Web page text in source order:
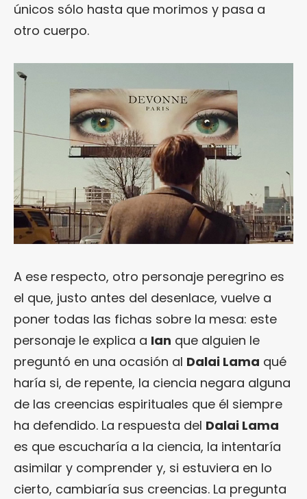
únicos sólo hasta que morimos y pasa a
otro cuerpo.
A ese respecto, otro personaje peregrino es
el que, justo antes del desenlace, vuelve a
poner todas las fichas sobre la mesa: este
personaje le explica a Ian que alguien le
preguntó en una ocasión al Dalai Lama qué
haría si, de repente, la ciencia negara alguna
de las creencias espirituales que él siempre
ha defendido. La respuesta del Dalai Lama
es que escucharía a la ciencia, la intentaría
asimilar y comprender y, si estuviera en lo
cierto, cambiaría sus creencias. La pregunta